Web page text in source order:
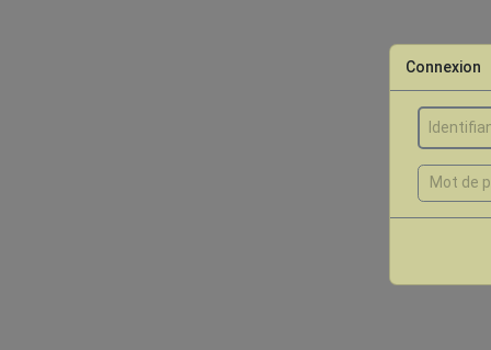
Connexion